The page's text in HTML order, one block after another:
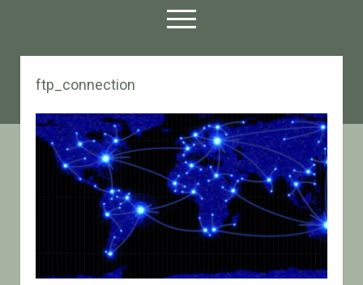
open
menu
twitterfacebook
email-form
Chi sono
Contatto
ftp_connection